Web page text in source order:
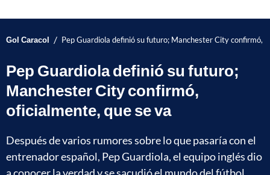
Gol Caracol / Pep Guardiola definió su futuro; Manchester City confirmó,
Pep Guardiola definió su futuro;
Manchester City confirmó,
oficialmente, que se va
Después de varios rumores sobre lo que pasaría con el
entrenador español, Pep Guardiola, el equipo inglés dio